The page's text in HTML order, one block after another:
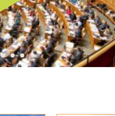
3 4 5